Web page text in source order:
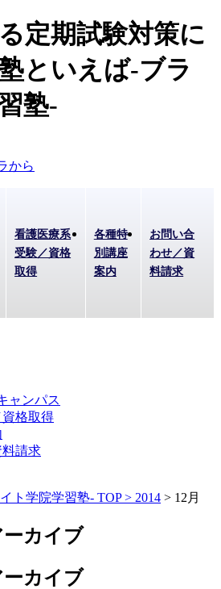
定期試験対策に
といえば-ブラ
塾-
看護医療系
受験／資格
取得
各種特
別講座
案内
お問い合
わせ／資
料請求
ャンパス
格取得
請求
ト学院学習塾- TOP > 2014 > 12月
ーカイブ
ーカイブ